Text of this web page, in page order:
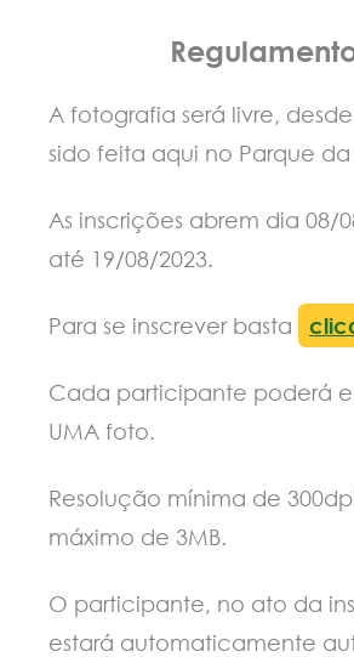
A fotografia será livre,
sido feita aqui no Parque
As inscrições abrem dia 08/
até 19/08/2023.
Para se inscrever basta
Cada participante poderá
UMA foto.
Resolução mínima de
máximo de 3MB.
O participante, no ato da
estará automaticamente